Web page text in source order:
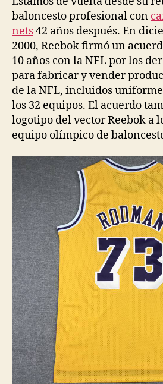
baloncesto profesional con
nets42 años después. En
2000, Reebok firmó un
10 años con la NFL por los
para fabricar y vender
de la NFL, incluidos
los 32 equipos. El acuerdo
logotipo del vector Reebok a
equipo olímpico de